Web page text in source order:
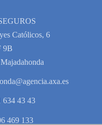
Católicos, 6
9B
634 43 43
469 133